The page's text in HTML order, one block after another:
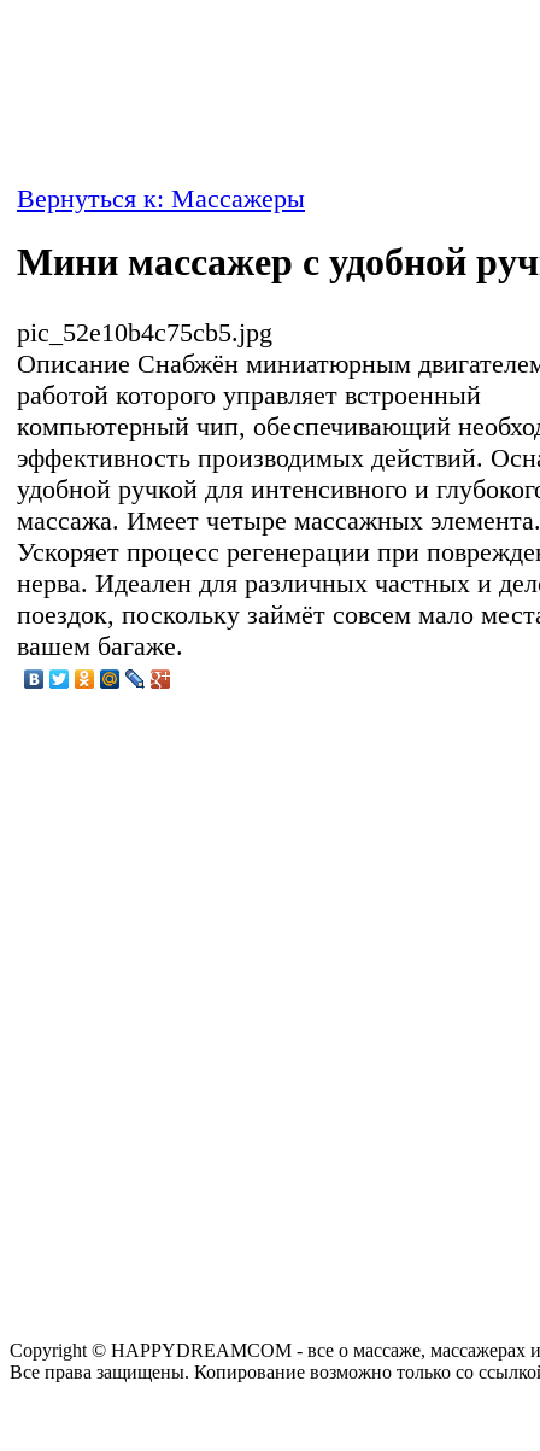
Вернуться к: Массажеры
Мини массажер с удобной
pic_52e10b4c75cb5.jpg
Описание Снабжён миниатюрным
работой которого управляет встроенный
компьютерный чип, обеспечивающий
эффективность производимых действий.
удобной ручкой для интенсивного и
массажа. Имеет четыре массажных элемента.
Ускоряет процесс регенерации при
нерва. Идеален для различных частных и
поездок, поскольку займёт совсем мало
вашем багаже.
Copyright © HAPPYDREAMCOM - все о массаже, массажерах и
Все права защищены. Копирование возможно только со